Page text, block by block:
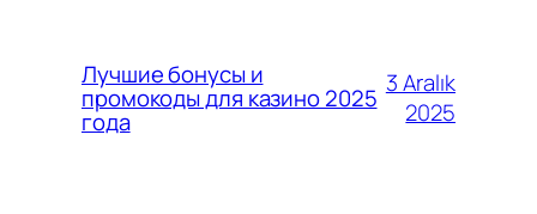
Лучшие бонусы и
промокоды для казино 2025
года
3 Aralık
2025